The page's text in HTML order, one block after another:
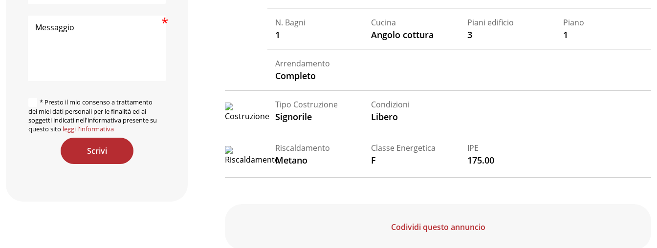
* Presto il mio consenso a trattamento
dei miei dati personali per le finalità ed ai
soggetti indicati nell'informativa presente su
questo sito leggi l'informativa
Scrivi
N. Bagni
1
Cucina
Angolo cottura
Piani edificio
3
Piano
1
Arrendamento
Completo
Tipo Costruzione
Signorile
Condizioni
Libero
Riscaldamento
Metano
Classe Energetica
F
IPE
175.00
Codividi questo annuncio